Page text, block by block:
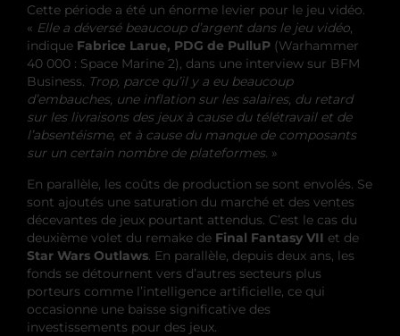
Cette période a été un énorme levier pour le jeu vidéo.
« Elle a déversé beaucoup d’argent dans le jeu vidéo,
indique Fabrice Larue, PDG de PulluP (Warhammer
40 000 : Space Marine 2), dans une interview sur BFM
Business. Trop, parce qu’il y a eu beaucoup
d’embauches, une inflation sur les salaires, du retard
sur les livraisons des jeux à cause du télétravail et de
l’absentéisme, et à cause du manque de composants
sur un certain nombre de plateformes. »
En parallèle, les coûts de production se sont envolés. Se
sont ajoutés une saturation du marché et des ventes
décevantes de jeux pourtant attendus. C’est le cas du
deuxième volet du remake de Final Fantasy VII et de
Star Wars Outlaws. En parallèle, depuis deux ans, les
fonds se détournent vers d’autres secteurs plus
porteurs comme l’intelligence artificielle, ce qui
occasionne une baisse significative des
investissements pour des jeux.